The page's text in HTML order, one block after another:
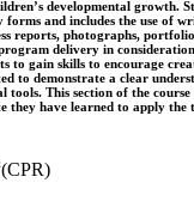
developmental growth.
forms and includes the use of
reports, photographs,
delivery in consideration
to gain skills to encourage
to demonstrate a clear
tools. This section of the
they have learned to apply the